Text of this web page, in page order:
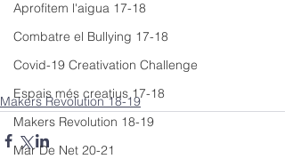
Aprofitem l'aigua 17-18
Combatre el Bullying 17-18
Covid-19 Creativation Challenge
Espais més creatius 17-18
Makers Revolution 18-19
Mar De Net 20-21
Makers Revolution 18-19